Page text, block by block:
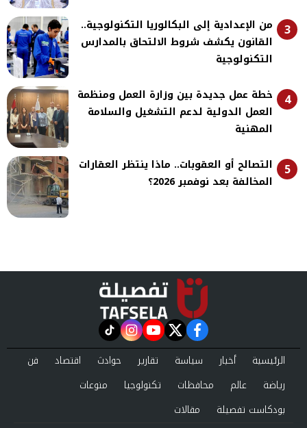
3
من الإعدادية إلى البكالوريا التكنولوجية..
القانون يكشف شروط الالتحاق بالمدارس
التكنولوجية
4
خطة عمل جديدة بين وزارة العمل ومنظمة
العمل الدولية لدعم التشغيل والسلامة
المهنية
5
التصالح أو العقوبات.. ماذا ينتظر العقارات
المخالفة بعد نوفمبر 2026؟
facebook
twitter
youtube
instagram
tiktok
الرئيسية أخبار سياسة تقارير حوادث اقتصاد
فن
رياضة
عالم محافظات تكنولوجيا
منوعات
بودكاست تفصيلة
مقالات